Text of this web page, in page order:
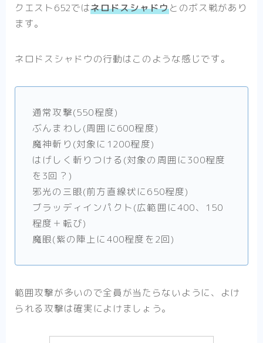
クエスト652ではネロドスシャドウとのボス戦があり
ます。
ネロドスシャドウの行動はこのような感じです。
通常攻撃(550程度)
ぶんまわし(周囲に600程度)
魔神斬り(対象に1200程度)
はげしく斬りつける(対象の周囲に300程度
を3回？)
邪光の三眼(前方直線状に650程度)
ブラッディインパクト(広範囲に400、150
程度＋転び)
魔眼(紫の陣上に400程度を2回)
範囲攻撃が多いので全員が当たらないように、よけ
られる攻撃は確実によけましょう。